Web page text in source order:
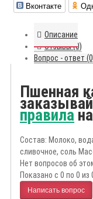
Вконтакте
Описание
Отзывы (0)
Вопрос - ответ
Пшенная
правила
Состав: Молоко,
сливочное, соль
Нет вопросов об
Показано с 0 по 0 из
Написать вопрос